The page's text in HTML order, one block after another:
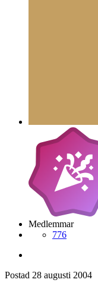
Medlemmar
776
Postad 28 augusti 2004